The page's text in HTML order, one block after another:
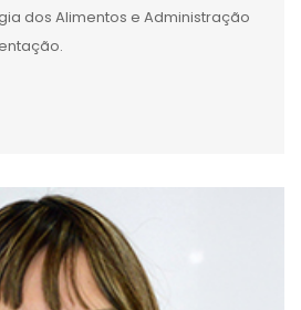
dos Alimentos e Administração